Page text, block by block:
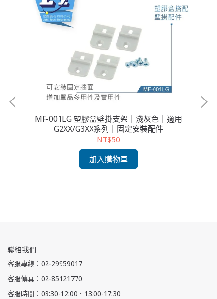
MF-001LG 塑膠盒壁掛支架｜淺灰色｜適用
G2XX/G3XX系列｜固定安裝配件
NT$50
加入購物車
聯絡我們
客服專線：02-29959017
客服傳真：02-85121770
客服時間：08:30-12:00．13:00-17:30